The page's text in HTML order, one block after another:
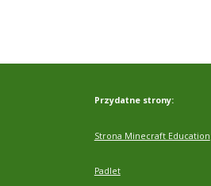
Przydatne strony:
Strona Minecraft Education
Padlet